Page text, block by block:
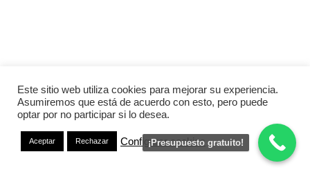
Este sitio web utiliza cookies para mejorar su experiencia.
Asumiremos que está de acuerdo con esto, pero puede
optar por no participar si lo desea.
Aceptar Rechazar Configurar cookies
¡Presupuesto gratuito!